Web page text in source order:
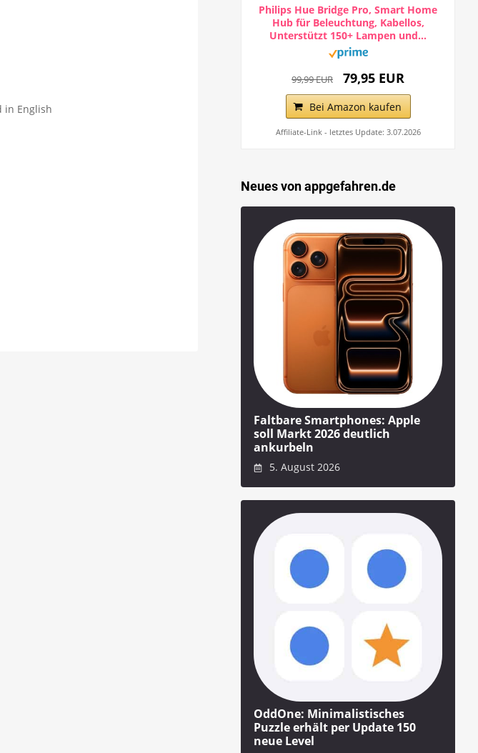
in English
Philips Hue Bridge Pro, Smart Home
Hub für Beleuchtung, Kabellos,
Unterstützt 150+ Lampen und...
99,99 EUR 79,95 EUR
Bei Amazon kaufen
Affiliate-Link - letztes Update: 3.07.2026
Neues von appgefahren.de
Faltbare Smartphones: Apple
soll Markt 2026 deutlich
ankurbeln
5. August 2026
OddOne: Minimalistisches
Puzzle erhält per Update 150
neue Level